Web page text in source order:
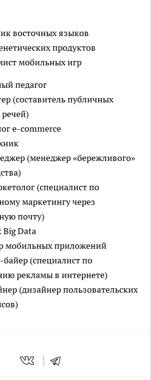
восточных языков
продуктов
мобильных игр
педагог
(составитель публичных
речей)
e-commerсe
(менеджер «бережливого»
(специалист по
маркетингу через
почту)
Data
мобильных приложений
(специалист по
рекламы в интернете)
(дизайнер пользовательских